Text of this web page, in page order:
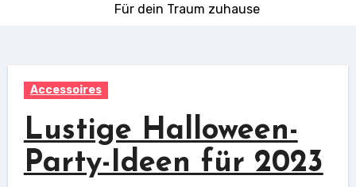
Für dein Traum zuhause
Accessoires
Lustige Halloween-
Party-Ideen für 2023